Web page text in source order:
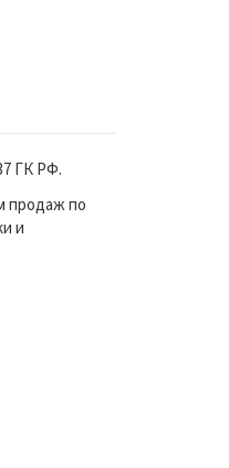
ГК РФ.
продаж по
и